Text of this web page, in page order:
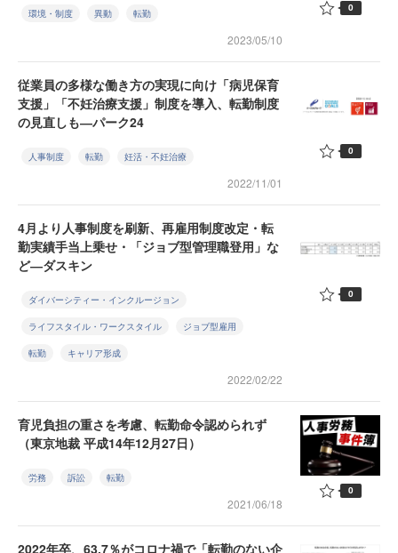
環境・制度 異動 転勤
2023/05/10
0
従業員の多様な働き方の実現に向け「病児保育
支援」「不妊治療支援」制度を導入、転勤制度
の見直しも―パーク24
人事制度 転勤 妊活・不妊治療
2022/11/01
0
4月より人事制度を刷新、再雇用制度改定・転
勤実績手当上乗せ・「ジョブ型管理職登用」な
ど―ダスキン
ダイバーシティー・インクルージョン
ライフスタイル・ワークスタイル ジョブ型雇用
転勤 キャリア形成
2022/02/22
0
育児負担の重さを考慮、転勤命令認められず
（東京地裁 平成14年12月27日）
労務 訴訟 転勤
2021/06/18
0
2022年卒、63.7％がコロナ禍で「転勤のない企